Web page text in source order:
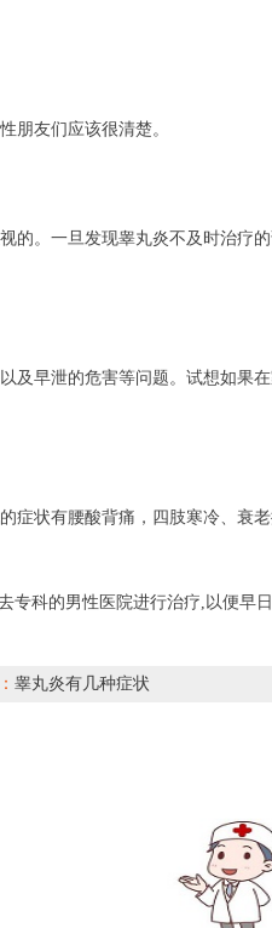
朋友们应该很清楚。
。一旦发现睾丸炎不及时治疗
早泄的危害等问题。试想如果
状有腰酸背痛，四肢寒冷、衰
科的男性医院进行治疗,以便早日
睾丸炎有几种症状